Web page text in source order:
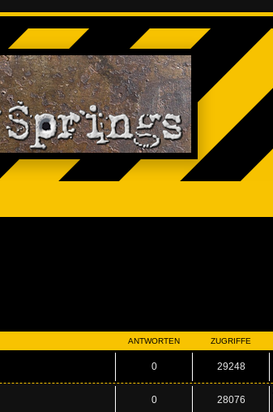
ANTWORTEN ZUGRIFFE
0 29248
0 28076